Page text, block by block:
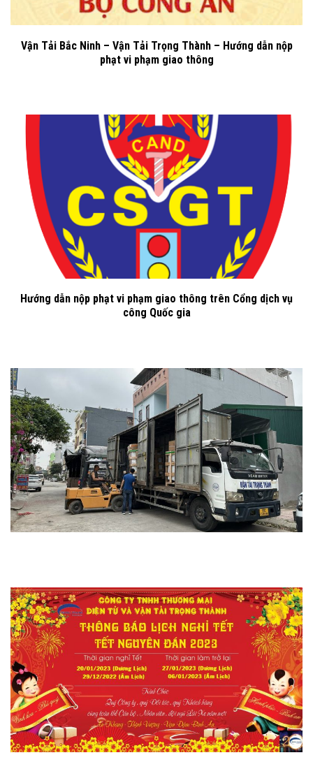
Vận Tải Bắc Ninh – Vận Tải Trọng Thành – Hướng dẫn nộp
phạt vi phạm giao thông
Hướng dẫn nộp phạt vi phạm giao thông trên Cổng dịch vụ
công Quốc gia